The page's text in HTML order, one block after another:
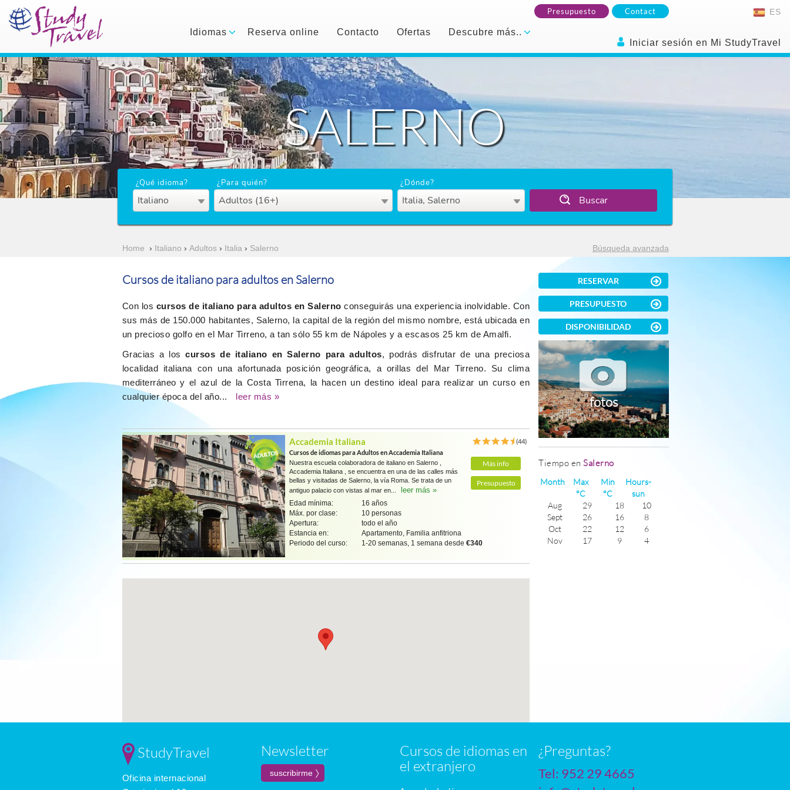
Presupuesto Contact ES
Iniciar sesión en Mi StudyTravel
Idiomas Reserva online Contacto Ofertas Descubre más..
SALERNO
¿Qué idioma?
Italiano
¿Para quién?
Adultos (16+)
¿Dónde?
Italia, Salerno Buscar
Home › Italiano › Adultos› Italia › Salerno Búsqueda avanzada
Cursos de italiano para adultos en Salerno
Con los cursos de italiano para adultos en Salerno conseguirás una experiencia inolvidable. Con
sus más de 150.000 habitantes, Salerno, la capital de la región del mismo nombre, está ubicada en
un precioso golfo en el Mar Tirreno, a tan sólo 55 km de Nápoles y a escasos 25 km de Amalfi.
Gracias a loscursos de italiano en Salerno para adultos, podrás disfrutar de una preciosa
localidad italiana con una afortunada posición geográfica, a orillas del Mar Tirreno. Su clima
mediterráneo y el azul de la Costa Tirrena, la hacen un destino ideal para realizar un curso en
cualquier época del año...
leer más »
Accademia Italiana
(44)
Cursos de idiomas para Adultos en Accademia Italiana
Más info
Presupuesto
Nuestra escuela colaboradora de italiano en Salerno ,
Accademia Italiana , se encuentra en una de las calles más
bellas y visitadas de Salerno, la vía Roma. Se trata de un
antiguo palacio con vistas al mar en...
leer más »
Edad mínima:
16 años
Máx. por clase:
10 personas
Apertura:
todo el año
Estancia en:
Apartamento, Familia anfitriona
Periodo del curso:
1-20 semanas, 1 semana desde €340
RESERVAR
PRESUPUESTO
DISPONIBILIDAD
fotos
Tiempo enSalerno
Month
Max
°C
Min
°C
Hours-
sun
Aug
29 18
10
Sept
26 16
8
Oct
22 12
6
Nov
17 9
4
StudyTravel
Oficina internacional
Newsletter
Cursos de idiomas en
el extranjero
¿Preguntas?
Tel: 952 29 4665